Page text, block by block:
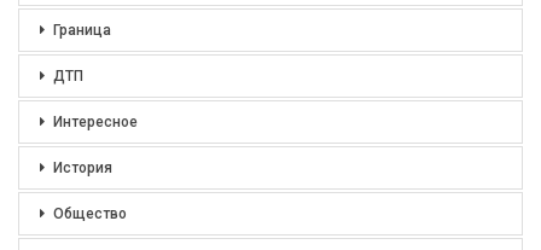
Граница
ДТП
Интересное
История
Общество